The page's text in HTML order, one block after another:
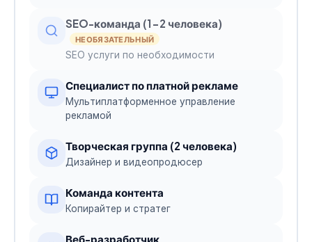
SEO-команда (1-2 человека)
НЕОБЯЗАТЕЛЬНЫЙ
SEO услуги по необходимости
Специалист по платной рекламе
Мультиплатформенное управление
рекламой
Творческая группа (2 человека)
Дизайнер и видеопродюсер
Команда контента
Копирайтер и стратег
Веб-разработчик